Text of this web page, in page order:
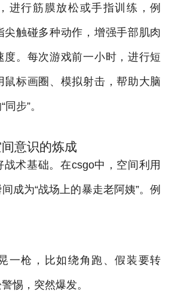
进行筋膜放松或手指训练，例
尖触碰多种动作，增强手部肌肉
度。每次游戏前一小时，进行短
鼠标画圈、模拟射击，帮助大脑
步”。
意识的炼成
术基础。在csgo中，空间利用
成为“战场上的暴走老阿姨”。例
一枪，比如绕角跑、假装要转
惕，突然爆发。